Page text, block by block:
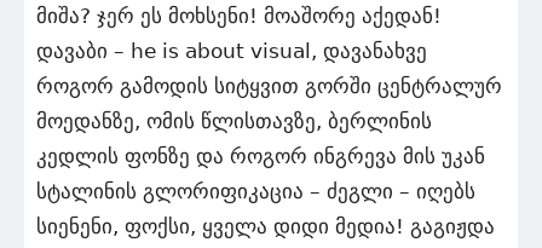
მიშა? ჯერ ეს მოხსენი! მოაშორე აქედან!
დავაბი – he is about visual, დავანახვე
როგორ გამოდის სიტყვით გორში ცენტრალურ
მოედანზე, ომის წლისთავზე, ბერლინის
კედლის ფონზე და როგორ ინგრევა მის უკან
სტალინის გლორიფიკაცია – ძეგლი – იღებს
სიენენი, ფოქსი, ყველა დიდი მედია! გაგიჟდა